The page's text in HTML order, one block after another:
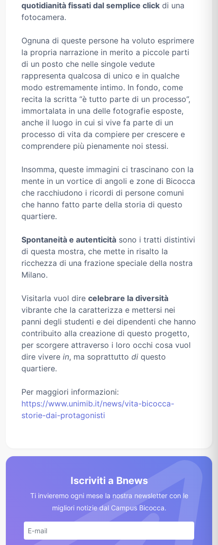
quotidianità fissati dal semplice click di una
fotocamera.
Ognuna di queste persone ha voluto esprimere
la propria narrazione in merito a piccole parti
di un posto che nelle singole vedute
rappresenta qualcosa di unico e in qualche
modo estremamente intimo. In fondo, come
recita la scritta “è tutto parte di un processo”,
immortalata in una delle fotografie esposte,
anche il luogo in cui si vive fa parte di un
processo di vita da compiere per crescere e
comprendere più pienamente noi stessi.
Insomma, queste immagini ci trascinano con la
mente in un vortice di angoli e zone di Bicocca
che racchiudono i ricordi di persone comuni
che hanno fatto parte della storia di questo
quartiere.
Spontaneità e autenticità sono i tratti distintivi
di questa mostra, che mette in risalto la
ricchezza di una frazione speciale della nostra
Milano.
Visitarla vuol dire celebrare la diversità
vibrante che la caratterizza e mettersi nei
panni degli studenti e dei dipendenti che hanno
contribuito alla creazione di questo progetto,
per scorgere attraverso i loro occhi cosa vuol
dire vivere in, ma soprattutto di questo
quartiere.
Per maggiori informazioni:
https://www.unimib.it/news/vita-bicocca-
storie-dai-protagonisti
Iscriviti a Bnews
Ti invieremo ogni mese la nostra newsletter con le
migliori notizie dal Campus Bicocca.